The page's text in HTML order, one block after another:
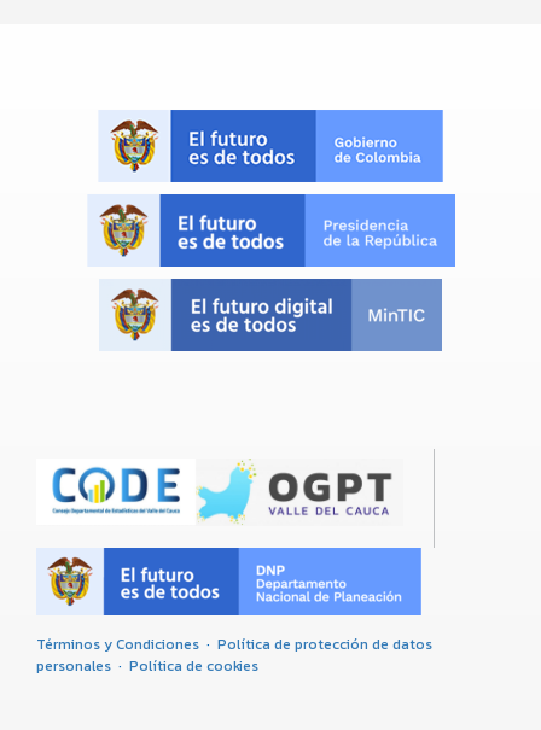
Términos y Condiciones · Política de protección de datos
personales · Política de cookies